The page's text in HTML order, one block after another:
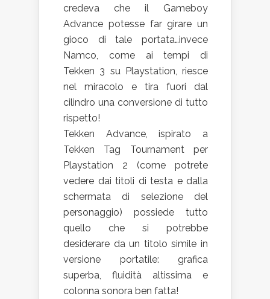
credeva che il Gameboy
Advance potesse far girare un
gioco di tale portata…invece
Namco, come ai tempi di
Tekken 3 su Playstation, riesce
nel miracolo e tira fuori dal
cilindro una conversione di tutto
rispetto!
Tekken Advance, ispirato a
Tekken Tag Tournament per
Playstation 2 (come potrete
vedere dai titoli di testa e dalla
schermata di selezione del
personaggio) possiede tutto
quello che si potrebbe
desiderare da un titolo simile in
versione portatile: grafica
superba, fluidità altissima e
colonna sonora ben fatta!